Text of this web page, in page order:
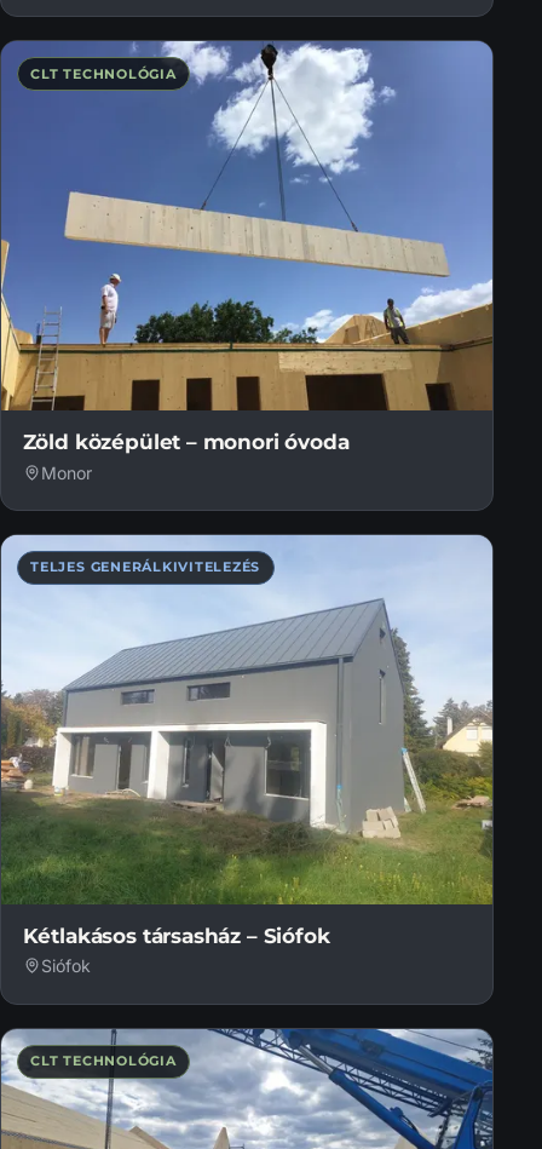
CLT TECHNOLÓGIA
Zöld középület – monori óvoda
Monor
TELJES GENERÁLKIVITELEZÉS
Kétlakásos társasház – Siófok
Siófok
CLT TECHNOLÓGIA